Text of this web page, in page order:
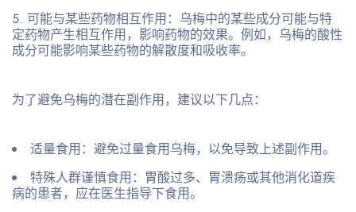
可能与某些药物相互作用：乌梅中的某些成分可能与特
定药物产生相互作用，影响药物的效果。例如，乌梅的酸性
成分可能影响某些药物的解散度和吸收率。
为了避免乌梅的潜在副作用，建议以下几点：
适量食用：避免过量食用乌梅，以免导致上述副作用。
特殊人群谨慎食用：胃酸过多、胃溃疡或其他消化道疾
病的患者，应在医生指导下食用。